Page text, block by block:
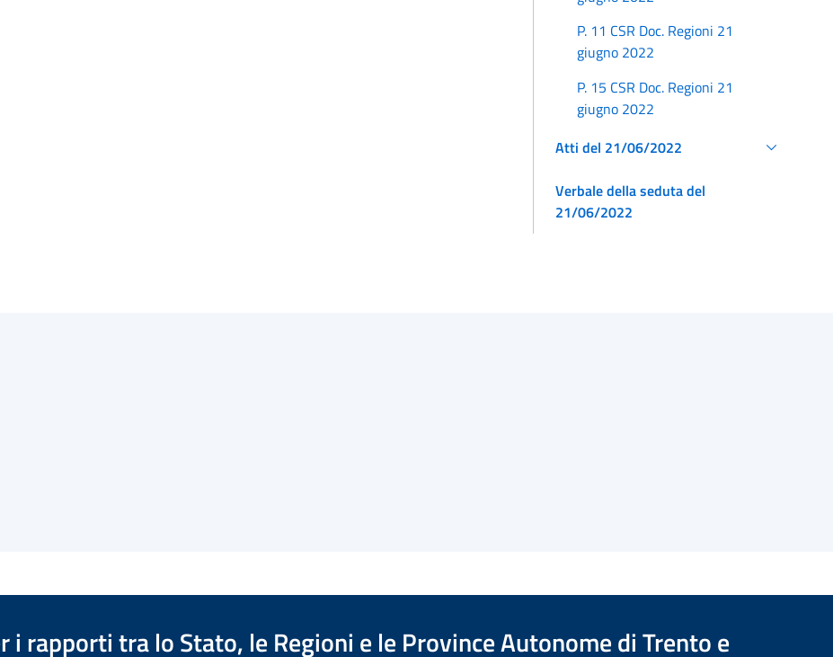
P. 11 CSR Doc. Regioni 21
giugno 2022
P. 15 CSR Doc. Regioni 21
giugno 2022
Atti del 21/06/2022
Verbale della seduta del
21/06/2022
i rapporti tra lo Stato, le Regioni e le Province Autonome di Trento e